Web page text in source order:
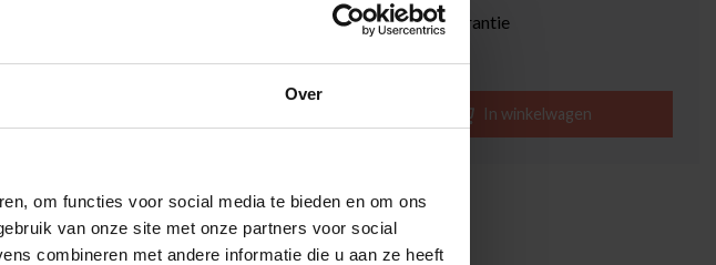
Over
om functies voor social media te bieden en om ons
van onze site met onze partners voor social
combineren met andere informatie die u aan ze heeft
Inclusief Scalasol® ZekerMonteren Garantie
Levertijd: 1-3 werkdagen
In winkelwagen
Hoge klantenbeoordeling: 4.6 van 5
Achteraf betaling mogelijk met Klarna